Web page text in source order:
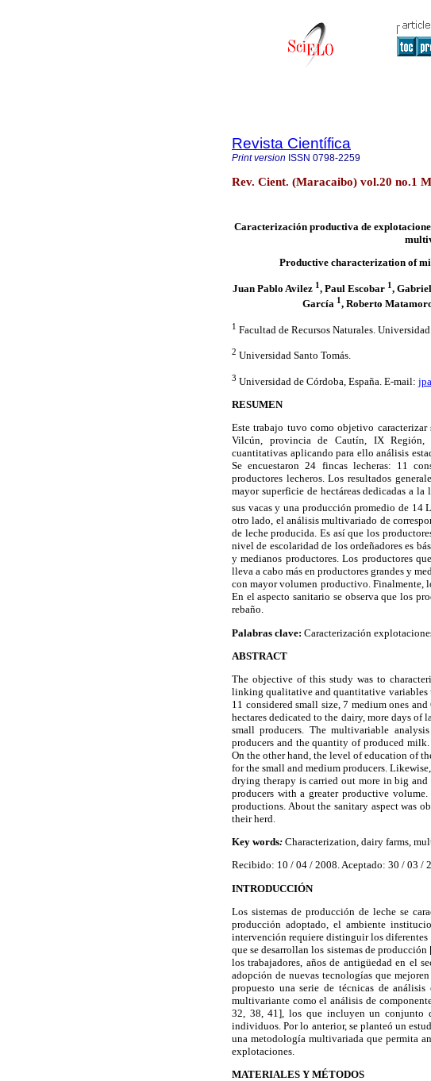
Revista Científica
Print version ISSN 0798-2259
Rev. Cient. (Maracaibo) vol.20 no.1
Caracterización productiva de
Productive characterization of
Juan Pablo Avilez 1, Paul Escobar 1,
García 1, Roberto
1 Facultad de Recursos Naturales.
2 Universidad Santo Tomás.
3 Universidad de Córdoba, España. E-mail:
RESUMEN
Este trabajo tuvo como objetivo
Vilcún, provincia de Cautín, IX Región,
cuantitativas aplicando para ello análisis
Se encuestaron 24 fincas lecheras: 11
productores lecheros. Los resultados
mayor superficie de hectáreas dedicadas a
sus vacas y una producción promedio de 14
otro lado, el análisis multivariado de
de leche producida. Es así que los
nivel de escolaridad de los ordeñadores es
y medianos productores. Los productores
lleva a cabo más en productores grandes y
con mayor volumen productivo. Finalmente,
En el aspecto sanitario se observa que los
rebaño.
Palabras clave: Caracterización
ABSTRACT
The objective of this study was to
linking qualitative and quantitative variables
11 considered small size, 7 medium ones
hectares dedicated to the dairy, more days
small producers. The multivariable
producers and the quantity of produced
On the other hand, the level of education of
for the small and medium producers.
drying therapy is carried out more in big
producers with a greater productive
productions. About the sanitary aspect was
their herd.
Key words: Characterization, dairy farms,
Recibido: 10 / 04 / 2008. Aceptado: 30 / 03 /
INTRODUCCIÓN
Los sistemas de producción de leche se
producción adoptado, el ambiente
intervención requiere distinguir los diferentes
que se desarrollan los sistemas de
los trabajadores, años de antigüedad en el
adopción de nuevas tecnologías que
propuesto una serie de técnicas de
multivariante como el análisis de
32, 38, 41], los que incluyen un conjunto
individuos. Por lo anterior, se planteó un
una metodología multivariada que permita
explotaciones.
MATERIALES Y MÉTODOS